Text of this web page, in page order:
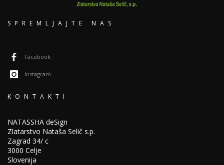
SPREMLJAJTE NAS
Facebook
Instagram
KONTAKTI
NATASSHA deSign
Zlatarstvo Nataša Selič s.p.
Zagrad 34/ c
3000 Celje
Slovenija